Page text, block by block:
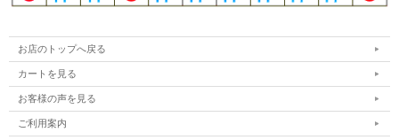
お店のトップへ戻る
カートを見る
お客様の声を見る
ご利用案内